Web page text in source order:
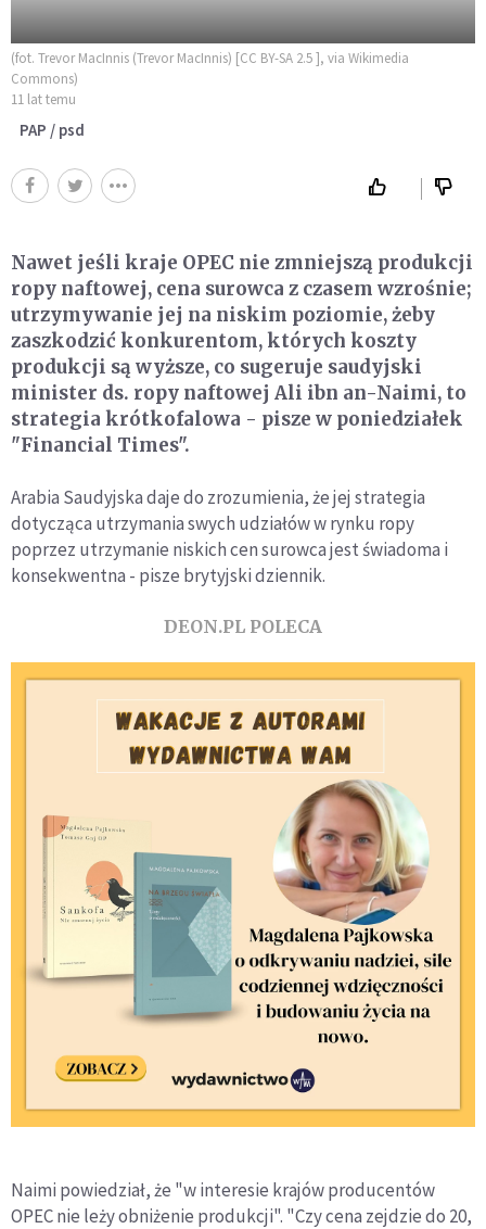
(fot. Trevor MacInnis (Trevor MacInnis) [CC BY-SA 2.5 ], via Wikimedia
Commons)
11 lat temu
PAP / psd
Nawet jeśli kraje OPEC nie zmniejszą produkcji
ropy naftowej, cena surowca z czasem wzrośnie;
utrzymywanie jej na niskim poziomie, żeby
zaszkodzić konkurentom, których koszty
produkcji są wyższe, co sugeruje saudyjski
minister ds. ropy naftowej Ali ibn an-Naimi, to
strategia krótkofalowa - pisze w poniedziałek
"Financial Times".
Arabia Saudyjska daje do zrozumienia, że jej strategia
dotycząca utrzymania swych udziałów w rynku ropy
poprzez utrzymanie niskich cen surowca jest świadoma i
konsekwentna - pisze brytyjski dziennik.
DEON.PL POLECA
Naimi powiedział, że "w interesie krajów producentów
OPEC nie leży obniżenie produkcji". "Czy cena zejdzie do 20,